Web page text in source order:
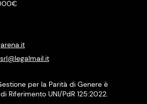
per la Parità di Genere è
Riferimento UNI/PdR 125:2022.